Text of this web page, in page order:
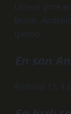
Listeye göre
Bionic.
işlemci.
En son
Android 12, 4